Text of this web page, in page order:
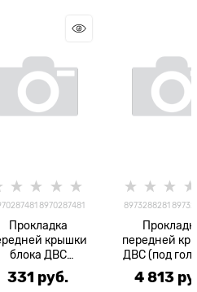
8970287481
Прокладка
крышки
блока ДВС
4HG1/6HK1
=Оригинал=
331 руб.
8973288281
передней
ДВС (под
HITACHI
(E3/4)
4 813